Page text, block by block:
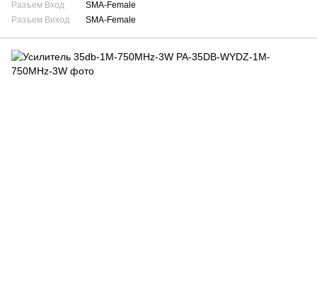
Разъем Вход
SMA-Female
Разъем Виход
SMA-Female